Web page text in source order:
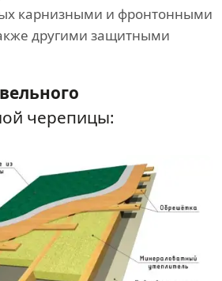
карнизными и фронтонными
другими защитными
черепицы: